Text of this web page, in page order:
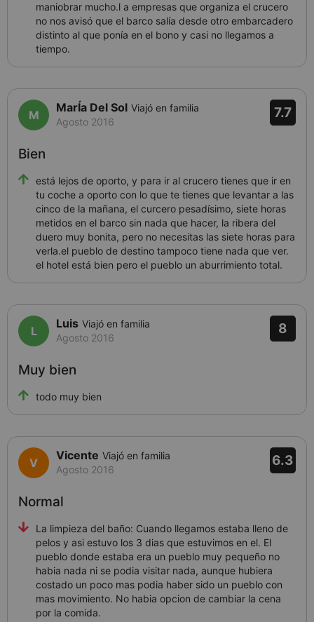
maniobrar mucho.l a empresas que organiza el crucero
no nos avisó que el barco salía desde otro embarcadero
distinto al que ponía en el bono y casi no llegamos a
tiempo.
7.7
MarÍa Del Sol Viajó en familia
Agosto 2016
está lejos de oporto, y para ir al crucero tienes que ir en
tu coche a oporto con lo que te tienes que levantar a las
cinco de la mañana, el curcero pesadísimo, siete horas
metidos en el barco sin nada que hacer, la ribera del
duero muy bonita, pero no necesitas las siete horas para
verla.el pueblo de destino tampoco tiene nada que ver.
el hotel está bien pero el pueblo un aburrimiento total.
Bien
8
Luis Viajó en familia
Agosto 2016
todo muy bien
Muy bien
6.3
Vicente Viajó en familia
Agosto 2016
La limpieza del baño: Cuando llegamos estaba lleno de
pelos y asi estuvo los 3 dias que estuvimos en el. El
pueblo donde estaba era un pueblo muy pequeño no
habia nada ni se podia visitar nada, aunque hubiera
costado un poco mas podia haber sido un pueblo con
mas movimiento. No habia opcion de cambiar la cena
por la comida.
Normal